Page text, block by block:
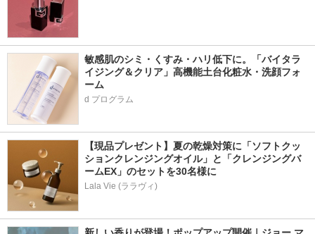
敏感肌のシミ・くすみ・ハリ低下に。「バイタラ
イジング＆クリア」高機能土台化粧水・洗顔フォ
ーム
d プログラム
【現品プレゼント】夏の乾燥対策に「ソフトクッ
ションクレンジングオイル」と「クレンジングバ
ームEX」のセットを30名様に
Lala Vie (ララヴィ)